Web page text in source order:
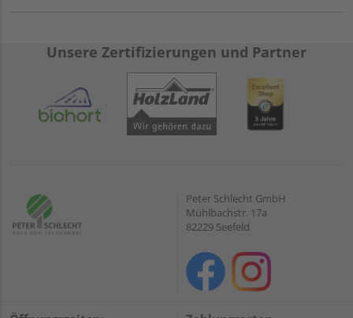
Unsere Zertifizierungen und Partner
Peter Schlecht GmbH
Mühlbachstr. 17a
82229 Seefeld